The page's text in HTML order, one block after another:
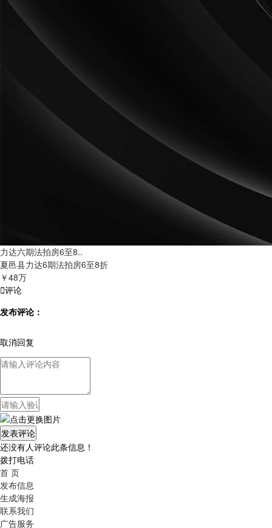
力达六期法拍房6至8..
夏邑县力达6期法拍房6至8折
￥48万
评论
发布评论：
取消回复
还没有人评论此条信息！
拨打电话
首 页
发布信息
生成海报
联系我们
广告服务